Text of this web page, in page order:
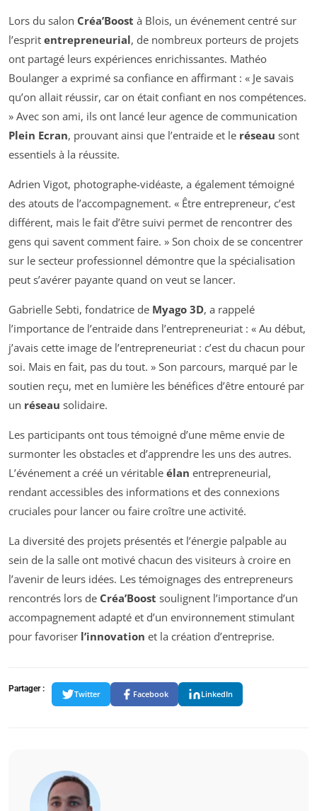
Lors du salon Créa’Boost à Blois, un événement centré sur
l’esprit entrepreneurial, de nombreux porteurs de projets
ont partagé leurs expériences enrichissantes. Mathéo
Boulanger a exprimé sa confiance en affirmant : « Je savais
qu’on allait réussir, car on était confiant en nos compétences.
» Avec son ami, ils ont lancé leur agence de communication
Plein Ecran, prouvant ainsi que l’entraide et le réseau sont
essentiels à la réussite.
Adrien Vigot, photographe-vidéaste, a également témoigné
des atouts de l’accompagnement. « Être entrepreneur, c’est
différent, mais le fait d’être suivi permet de rencontrer des
gens qui savent comment faire. » Son choix de se concentrer
sur le secteur professionnel démontre que la spécialisation
peut s’avérer payante quand on veut se lancer.
Gabrielle Sebti, fondatrice de Myago 3D, a rappelé
l’importance de l’entraide dans l’entrepreneuriat : « Au début,
j’avais cette image de l’entrepreneuriat : c’est du chacun pour
soi. Mais en fait, pas du tout. » Son parcours, marqué par le
soutien reçu, met en lumière les bénéfices d’être entouré par
un réseau solidaire.
Les participants ont tous témoigné d’une même envie de
surmonter les obstacles et d’apprendre les uns des autres.
L’événement a créé un véritable élan entrepreneurial,
rendant accessibles des informations et des connexions
cruciales pour lancer ou faire croître une activité.
La diversité des projets présentés et l’énergie palpable au
sein de la salle ont motivé chacun des visiteurs à croire en
l’avenir de leurs idées. Les témoignages des entrepreneurs
rencontrés lors de Créa’Boost soulignent l’importance d’un
accompagnement adapté et d’un environnement stimulant
pour favoriser l’innovation et la création d’entreprise.
Partager :
Twitter Facebook LinkedIn